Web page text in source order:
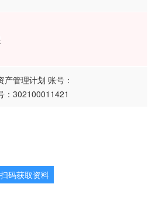
管理计划 账号：
：302100011421
扫码获取资料